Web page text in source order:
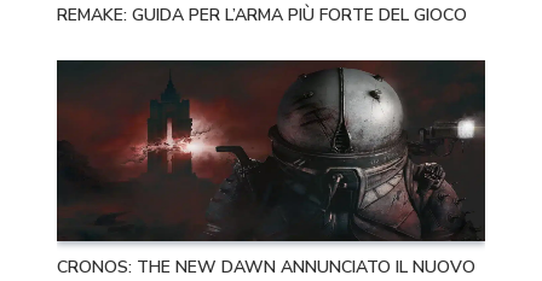
REMAKE: GUIDA PER L’ARMA PIÙ FORTE DEL GIOCO
CRONOS: THE NEW DAWN ANNUNCIATO IL NUOVO